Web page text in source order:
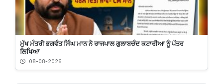
ਮੁੱਖ ਮੰਤਰੀ ਭਗਵੰਤ ਸਿੰਘ ਮਾਨ ਨੇ ਰਾਜਪਾਲ ਗੁਲਾਬਚੰਦ ਕਟਾਰੀਆ ਨੂੰ ਪੱਤਰ
ਲਿਖਿਆ
08-08-2026